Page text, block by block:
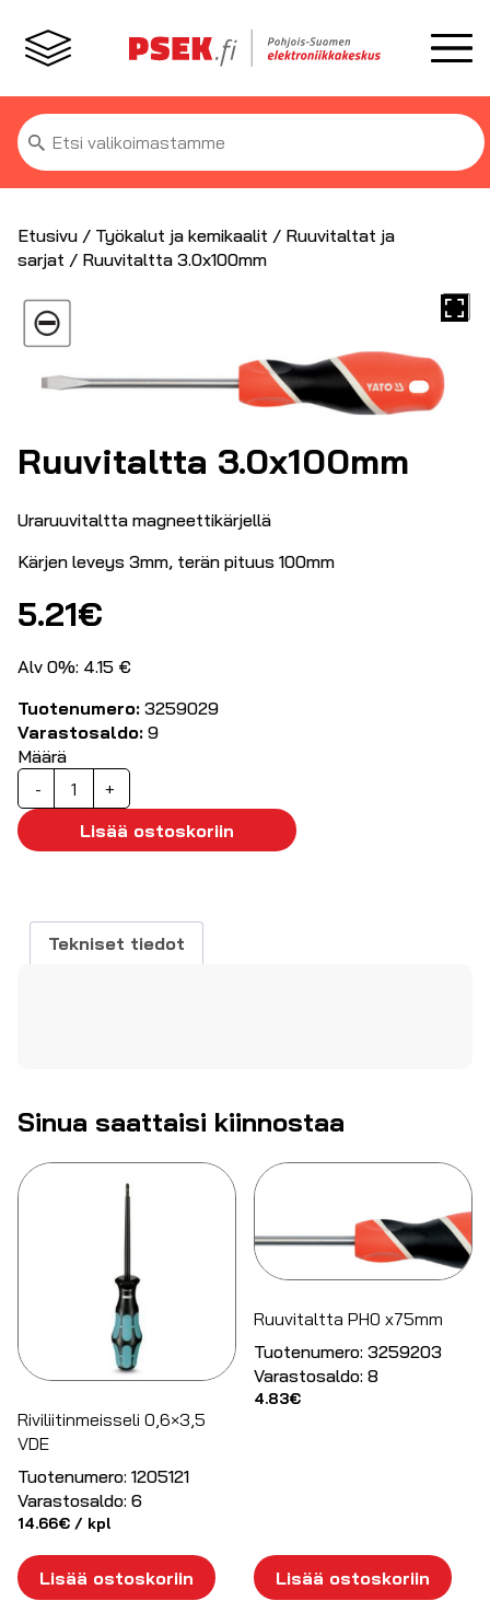
Etsi:
Etusivu / Työkalut ja kemikaalit / Ruuvitaltat ja
sarjat / Ruuvitaltta 3.0x100mm
Ruuvitaltta 3.0x100mm
Uraruuvitaltta magneettikärjellä
Kärjen leveys 3mm, terän pituus 100mm
5.21€
Alv 0%: 4.15 €
Tuotenumero: 3259029
Varastosaldo: 9
Määrä
-
Ruuvitaltta
3.0x100mm
määrä
+
Lisää ostoskoriin
Tekniset tiedot
Sinua saattaisi kiinnostaa
Riviliitinmeisseli 0,6×3,5
VDE
Tuotenumero: 1205121
Varastosaldo: 6
14.66€ / kpl
Lisää ostoskoriin
Ruuvitaltta PH0 x75mm
Tuotenumero: 3259203
Varastosaldo: 8
4.83€
Lisää ostoskoriin